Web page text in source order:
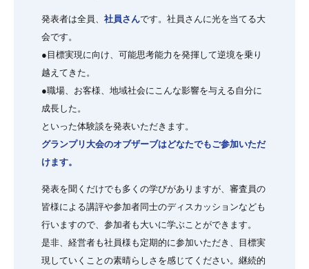
発表者は全員、 社員さんです。社員さんに光を当てる大
会です。
●目標実現に向け、可能思考能力を発揮して逆境を乗り
越えてきた。
●職場、お客様、地域社会にこんな影響を与える自分に
成長した。
といった体験談を発表いただきます。
グランプリ大会のオブザーブはどなたでもご参加いただ
けます。
発表を聞くだけでも多くの学びがありますが、審査員の
皆様による講評や参加者同士のディスカッションなども
行いますので、参加者も大いに学ぶことができます。
是非、経営者も社員様も定期的に参加いただき、目標実
現していくことの素晴らしさを感じてください。継続的